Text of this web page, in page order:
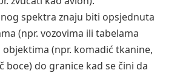
spektra znaju biti opsjednuta
(npr. vozovima ili tabelama
objektima (npr. komadić tkanine,
boce) do granice kad se čini da